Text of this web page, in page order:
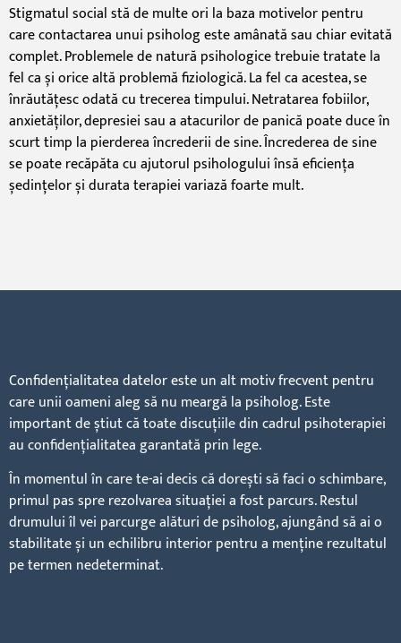
Stigmatul social stă de multe ori la baza motivelor pentru
care contactarea unui psiholog este amânată sau chiar evitată
complet. Problemele de natură psihologice trebuie tratate la
fel ca și orice altă problemă fiziologică. La fel ca acestea, se
înrăutățesc odată cu trecerea timpului. Netratarea fobiilor,
anxietăților, depresiei sau a atacurilor de panică poate duce în
scurt timp la pierderea încrederii de sine. Încrederea de sine
se poate recăpăta cu ajutorul psihologului însă eficiența
ședințelor și durata terapiei variază foarte mult.
Confidențialitatea datelor este un alt motiv frecvent pentru
care unii oameni aleg să nu meargă la psiholog. Este
important de știut că toate discuțiile din cadrul psihoterapiei
au confidențialitatea garantată prin lege.
În momentul în care te-ai decis că dorești să faci o schimbare,
primul pas spre rezolvarea situației a fost parcurs. Restul
drumului îl vei parcurge alături de psiholog, ajungând să ai o
stabilitate și un echilibru interior pentru a menține rezultatul
pe termen nedeterminat.